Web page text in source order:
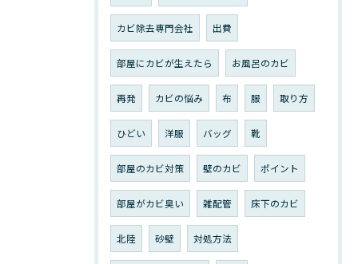
カビ除去専門会社 出費
部屋にカビが生えたら お風呂のカビ
再発 カビの悩み 布 服 取り方
ひどい 洋服 バッグ 靴
部屋のカビ対策 壁のカビ ポイント
部屋がカビ臭い 雑配管 床下のカビ
北陸 砂壁 対処方法